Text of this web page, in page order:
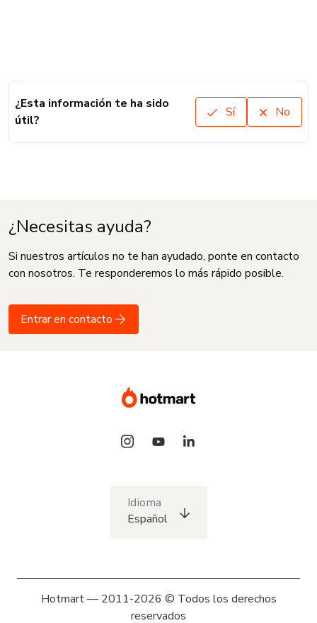
¿Esta información te ha sido
útil?
Sí No
¿Necesitas ayuda?
Si nuestros artículos no te han ayudado, ponte en contacto
con nosotros. Te responderemos lo más rápido posible.
Entrar en contacto
Idioma
Español
Hotmart — 2011-2026 © Todos los derechos
reservados